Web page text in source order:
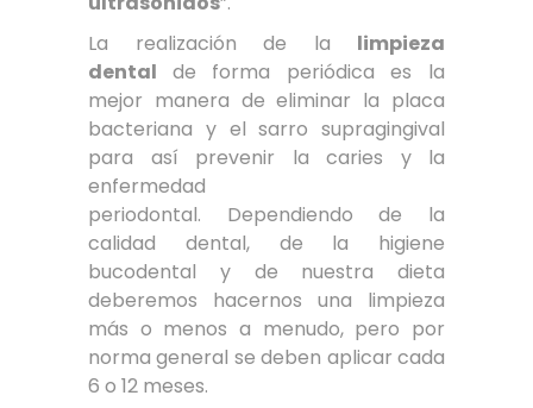
La realización de la limpieza
dental de forma periódica es la
mejor manera de eliminar la placa
bacteriana y el sarro supragingival
para así prevenir la caries y la
enfermedad
periodontal. Dependiendo de la
calidad dental, de la higiene
bucodental y de nuestra dieta
deberemos hacernos una limpieza
más o menos a menudo, pero por
norma general se deben aplicar cada
6 o 12 meses.